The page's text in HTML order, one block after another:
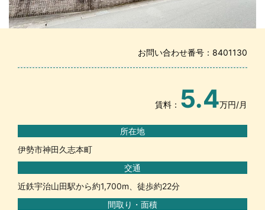
お問い合わせ番号：8401130
賃料： 5.4万円/月
所在地
伊勢市神田久志本町
交通
近鉄宇治山田駅から約1,700m、徒歩約22分
間取り・面積